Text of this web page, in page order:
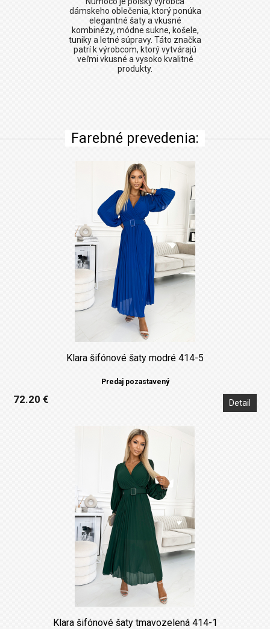
dámskeho oblečenia, ktorý ponúka
elegantné šaty a vkusné
kombinézy, módne sukne, košele,
tuniky a letné súpravy. Táto značka
patrí k výrobcom, ktorý vytvárajú
veľmi vkusné a vysoko kvalitné
produkty.
Farebné prevedenia:
Klara šifónové šaty modré 414-5
Predaj pozastavený
72.20 € Detail
Klara šifónové šaty tmavozelená 414-1